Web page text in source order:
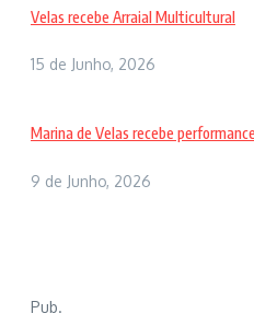
Velas recebe Arraial Multicultural
15 de Junho, 2026
Marina de Velas recebe
9 de Junho, 2026
Pub.